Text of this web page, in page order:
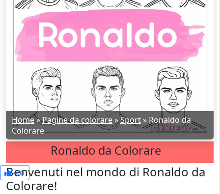
Home»Pagine da colorare »Sport » Ronaldo da
Colorare
Ronaldo da Colorare
401
Benvenuti nel mondo di Ronaldo da
Colorare!